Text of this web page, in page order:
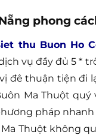
phong
thu Buon Ho
vụ đầy đủ 5 *
đê thuận tiện đi
Ma Thuột
pháp nhanh
Thuột không